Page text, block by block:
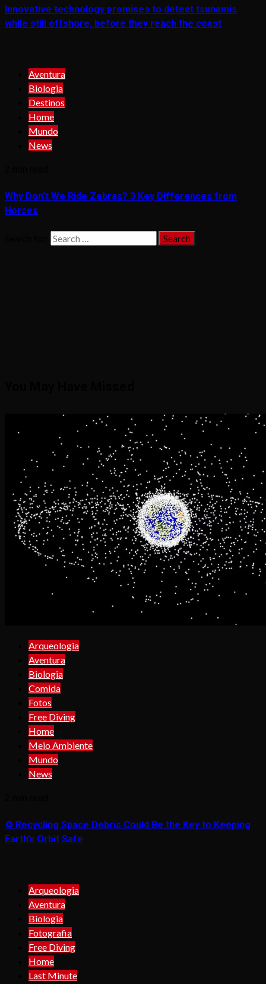
Innovative technology promises to detect tsunamis
while still offshore, before they reach the coast
Aventura
Biologia
Destinos
Home
Mundo
News
Why Don’t We Ride Zebras? 3 Key Differences from
Horses
Arqueologia
Aventura
Biologia
Comida
Fotos
Free Diving
Home
Meio Ambiente
Mundo
News
♻️ Recycling Space Debris Could Be the Key to Keeping
Earth’s Orbit Safe
Arqueologia
Aventura
Biologia
Fotografia
Free Diving
Home
Last Minute